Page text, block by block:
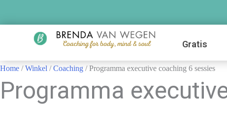
Gratis
Home /Winkel /Coaching / Programma executive coaching 6 sessies
Programma